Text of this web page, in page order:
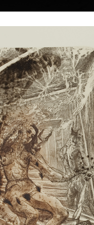
Home
Sbírky
rokoch 1983-
výtvarných umení
a knižnej
Academie Royale